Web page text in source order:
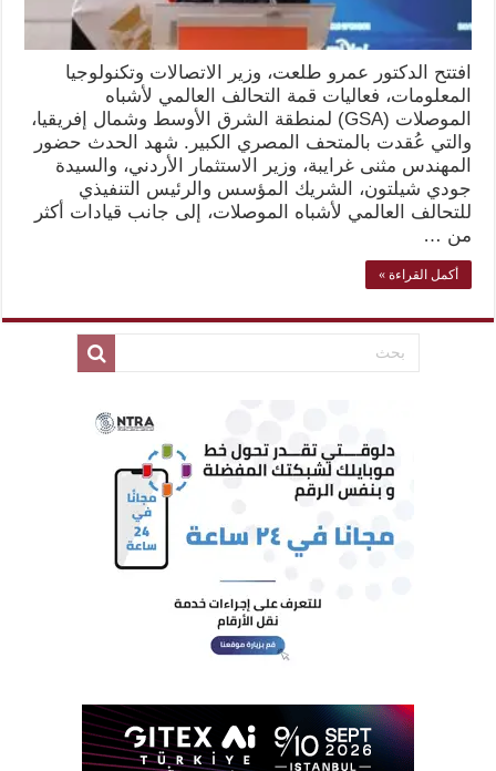
افتتح الدكتور عمرو طلعت، وزير الاتصالات وتكنولوجيا
المعلومات، فعاليات قمة التحالف العالمي لأشباه
الموصلات (GSA) لمنطقة الشرق الأوسط وشمال إفريقيا،
والتي عُقدت بالمتحف المصري الكبير. شهد الحدث حضور
المهندس مثنى غرايبة، وزير الاستثمار الأردني، والسيدة
جودي شيلتون، الشريك المؤسس والرئيس التنفيذي
للتحالف العالمي لأشباه الموصلات، إلى جانب قيادات أكثر
من …
أكمل القراءة »